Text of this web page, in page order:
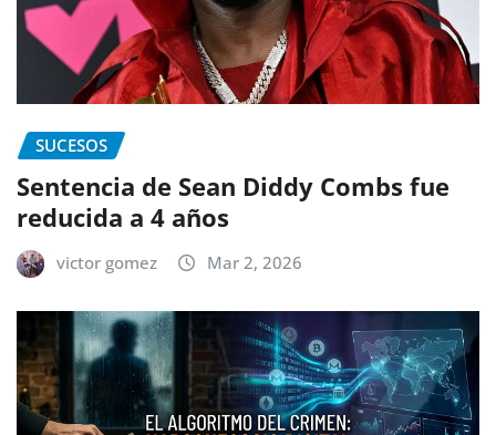
SUCESOS
Sentencia de Sean Diddy Combs fue
reducida a 4 años
victor gomez Mar 2, 2026